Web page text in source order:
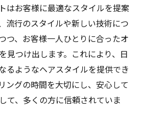
はお客様に最適なスタイルを提案
流行のスタイルや新しい技術につ
つ、お客様一人ひとりに合ったオ
見つけ出します。これにより、日
るようなヘアスタイルを提供でき
ングの時間を大切にし、安心して
て、多くの方に信頼されていま